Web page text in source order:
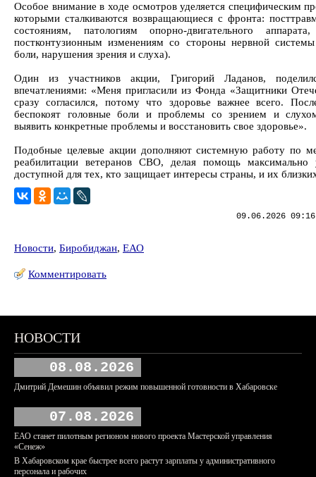
Особое внимание в ходе осмотров уделяется специфическим
которыми сталкиваются возвращающиеся с фронта:
состояниям, патологиям опорно-двигательного
постконтузионным изменениям со стороны нервной
боли, нарушения зрения и слуха).
Один из участников акции, Григорий Ладанов,
впечатлениями: «Меня пригласили из Фонда «Защитники
сразу согласился, потому что здоровье важнее всего.
беспокоят головные боли и проблемы со зрением и
выявить конкретные проблемы и восстановить свое здоровье».
Подобные целевые акции дополняют системную работу по
реабилитации ветеранов СВО, делая помощь максимально
доступной для тех, кто защищает интересы страны, и их
09.06.2026
Новости, Биробиджан, ЕАО
Комментировать
НОВОСТИ
08.08.2026
Дмитрий Демешин объявил режим повышенной готовности в Хабаровске
07.08.2026
ЕАО станет пилотным регионом нового проекта Мастерской управления
«Сенеж»
В Хабаровском крае быстрее всего растут зарплаты у административного
персонала и рабочих